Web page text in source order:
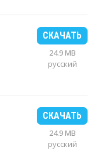
СКАЧАТЬ
24.9 MB
русский
СКАЧАТЬ
24.9 MB
русский